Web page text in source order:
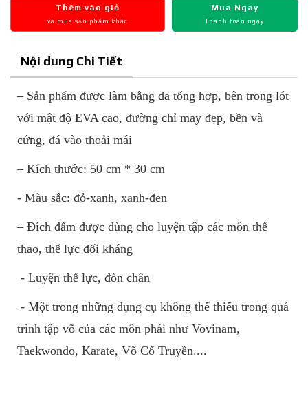
Thêm vào giỏ
và mua sản phẩm khác
Mua Ngay
Thanh toán ngay
Nội dung Chi Tiết
– Sản phẩm được làm bằng da tổng hợp, bên trong lót
với mật độ EVA cao, đường chỉ may đẹp, bền và
cứng, đá vào thoải mái
– Kích thước: 50 cm * 30 cm
- Màu sắc: đỏ-xanh, xanh-đen
– Đích đấm được dùng cho luyện tập các môn thể
thao, thể lực đối kháng
- Luyện thể lực, đòn chân
- Một trong những dụng cụ không thể thiếu trong quá
trình tập võ của các môn phái như Vovinam,
Taekwondo, Karate, Võ Cổ Truyền....